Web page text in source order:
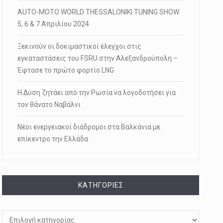
AUTO-MOTO WORLD THESSALONIKI TUNING SHOW
5, 6 & 7 Απριλίου 2024
Ξεκινούν οι δοκιμαστικοί έλεγχοι στις
εγκαταστάσεις του FSRU στην Αλεξανδρούπολη –
Έφτασε το πρώτο φορτίο LNG
Η Δύση ζητάει από την Ρωσία να λογοδοτήσει για
τον θάνατο Ναβάλνι
Νέοι ενεργειακοί διάδρομοι στα Βαλκάνια με
επίκεντρο την Ελλάδα
KΑΤΗΓΟΡΊΕΣ